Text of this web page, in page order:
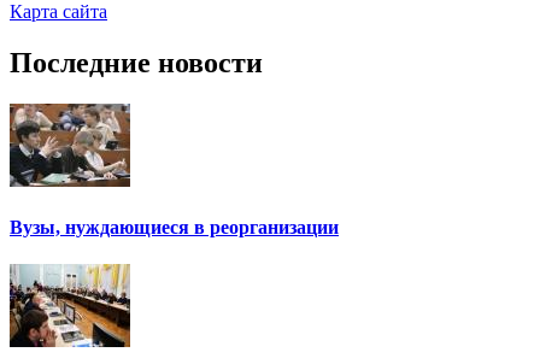
Карта сайта
Последние новости
Вузы, нуждающиеся в реорганизации